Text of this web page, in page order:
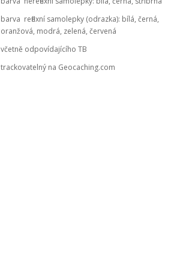
barva reflexní samolepky (odrazka): bílá, černá,
oranžová, modrá, zelená, červená
včetně odpovídajícího TB
trackovatelný na Geocaching.com